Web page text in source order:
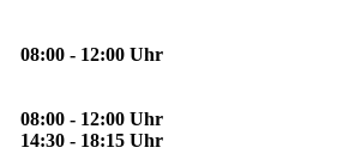
08:00 - 12:00 Uhr
08:00 - 12:00 Uhr
14:30 - 18:15 Uhr